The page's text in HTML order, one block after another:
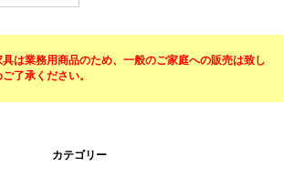
は業務用商品のため、一般のご家庭への販売は致し
了承ください。
カテゴリー